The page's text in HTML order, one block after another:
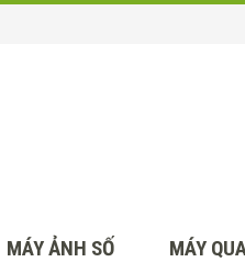
MÁY ẢNH SỐ MÁY